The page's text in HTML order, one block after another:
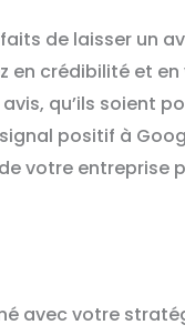
de laisser un
en crédibilité et
qu’ils soient
positif à
votre entreprise
avec votre